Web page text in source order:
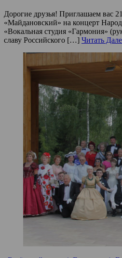
Дорогие друзья! Приглашаем вас
«Майдановский» на концерт
«Вокальная студия «Гармония»
славу Российского […] Читать